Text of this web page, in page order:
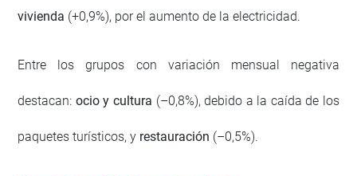
vivienda (+0,9%), por el aumento de la electricidad.
Entre los grupos con variación mensual negativa
destacan: ocio y cultura (–0,8%), debido a la caída de los
paquetes turísticos, y restauración (–0,5%).